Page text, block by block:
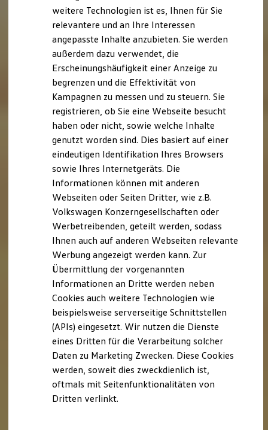
Software und Konnektivität
Die ID. Software 6
ID. Software Versionen und Updates
Digitale Extras
Schnittstellen zu Ihrem ID.
Marke und Erlebnis
Volkswagen R und R Experience
R-Modelle
R Experience
Driving Experience
Volkswagen entdecken
Werkbesichtigung
Lifestyle Shop
T-Roc Kollektion
Golf Kollektion
Volkswagen Kollektion
R-Kollektion
GTI Kollektion
Fußball Drop
we drive football
#wedriveproud
Besitzer und Service
myVolkswagen
Software Updates
Service und Ersatzteile
Inspektion und HU/AU
Reparaturen und Checks
Motorenöl und Flüssigkeiten
Räder und Reifen
Pannen- und Unfallhilfe
Economy Service
Volkswagen Teile
Zubehör
Modellspezifisches Zubehör
weitere Technologien ist es, Ihnen für Sie
relevantere und an Ihre Interessen
angepasste Inhalte anzubieten. Sie werden
außerdem dazu verwendet, die
Erscheinungshäufigkeit einer Anzeige zu
begrenzen und die Effektivität von
Kampagnen zu messen und zu steuern. Sie
registrieren, ob Sie eine Webseite besucht
haben oder nicht, sowie welche Inhalte
genutzt worden sind. Dies basiert auf einer
eindeutigen Identifikation Ihres Browsers
sowie Ihres Internetgeräts. Die
Informationen können mit anderen
Webseiten oder Seiten Dritter, wie z.B.
Volkswagen Konzerngesellschaften oder
Werbetreibenden, geteilt werden, sodass
Ihnen auch auf anderen Webseiten relevante
Werbung angezeigt werden kann. Zur
Übermittlung der vorgenannten
Informationen an Dritte werden neben
Cookies auch weitere Technologien wie
beispielsweise serverseitige Schnittstellen
(APIs) eingesetzt. Wir nutzen die Dienste
eines Dritten für die Verarbeitung solcher
Daten zu Marketing Zwecken. Diese Cookies
werden, soweit dies zweckdienlich ist,
oftmals mit Seitenfunktionalitäten von
Dritten verlinkt.